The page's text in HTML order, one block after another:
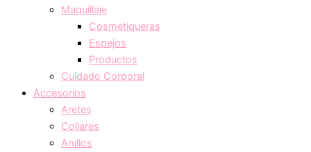
Maquillaje
Cosmetiqueras
Espejos
Productos
Cuidado Corporal
Accesorios
Aretes
Collares
Anillos